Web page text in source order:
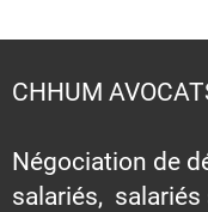
CHHUM
Négociation de
salariés, salariés